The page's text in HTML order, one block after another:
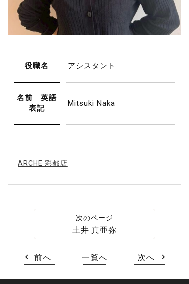
役職名 アシスタント
名前 英語
表記
Mitsuki Naka
ARCHE 彩都店
土井 真亜弥
前へ 一覧へ 次へ